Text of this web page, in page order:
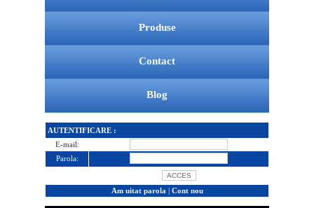
Produse
Contact
Blog
AUTENTIFICARE :
E-mail:
Parola:
Am uitat parola | Cont nou